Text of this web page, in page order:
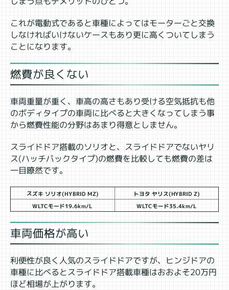
これが電動式であると車種によってはモーターごと交換
しなければいけないケースもあり更に高くついてしまう
ことになります。
燃費が良くない
車両重量が重く、車高の高さもあり受ける空気抵抗も他
のボディタイプの車両に比べると大きくなってしまう事
から燃費性能の分野はあまり得意としません。
スライドドア搭載のソリオと、スライドドアでないヤリ
ス(ハッチバックタイプ)の燃費を比較しても燃費の差は
一目瞭然です。
スズキ ソリオ(HYBRID MZ) トヨタ ヤリス(HYBRID Z)
WLTCモード19.6km/L WLTCモード35.4km/L
車両価格が高い
利便性が良く人気のスライドドアですが、ヒンジドアの
車種に比べるとスライドドア搭載車種はおおよそ20万円
ほど相場が上がります。